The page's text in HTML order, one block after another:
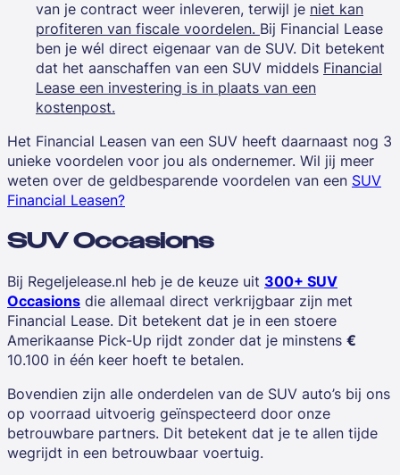
van je contract weer inleveren, terwijl je niet kan
profiteren van fiscale voordelen. Bij Financial Lease
ben je wél direct eigenaar van de SUV. Dit betekent
dat het aanschaffen van een SUV middels Financial
Lease een investering is in plaats van een
kostenpost.
Het Financial Leasen van een SUV heeft daarnaast nog 3
unieke voordelen voor jou als ondernemer. Wil jij meer
weten over de geldbesparende voordelen van een SUV
Financial Leasen?
SUV Occasions
Bij Regeljelease.nl heb je de keuze uit 300+ SUV
Occasions die allemaal direct verkrijgbaar zijn met
Financial Lease. Dit betekent dat je in een stoere
Amerikaanse Pick-Up rijdt zonder dat je minstens €
10.100 in één keer hoeft te betalen.
Bovendien zijn alle onderdelen van de SUV auto’s bij ons
op voorraad uitvoerig geïnspecteerd door onze
betrouwbare partners. Dit betekent dat je te allen tijde
wegrijdt in een betrouwbaar voertuig.